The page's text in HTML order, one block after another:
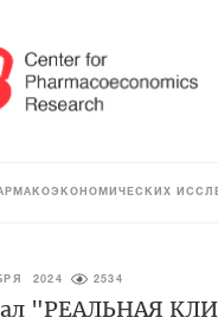
2024 2534
"РЕАЛЬНАЯ